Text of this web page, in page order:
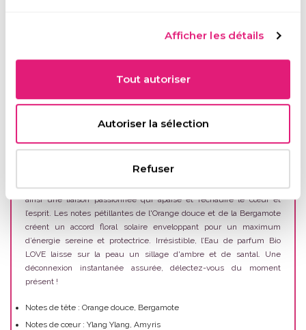
Afficher les détails
Tout autoriser
Autoriser la sélection
Refuser
UTILISATION
LE COFFRET ENSOLEILLE & RECONFORTANT
L'essence même de l'optimisme ! Des parfums où la Vanille solaire
et sensuelle fusionne avec la douceur des Fleurs blanches, créant
ainsi une liaison passionnée qui apaise et réchauffe le cœur et
l’esprit. Les notes pétillantes de l'Orange douce et de la Bergamote
créent un accord floral solaire enveloppant pour un maximum
d’énergie sereine et protectrice. Irrésistible, l’Eau de parfum Bio
LOVE laisse sur la peau un sillage d'ambre et de santal. Une
déconnexion instantanée assurée, délectez-vous du moment
présent !
Notes de tête : Orange douce, Bergamote
Notes de cœur : Ylang Ylang, Amyris